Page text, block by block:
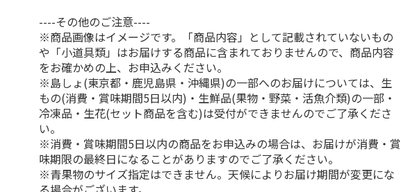
----その他のご注意----
※商品画像はイメージです。「商品内容」として記載されていないもの
や「小道具類」はお届けする商品に含まれておりませんので、商品内容
をお確かめの上、お申込みください。
※島しょ(東京都・鹿児島県・沖縄県)の一部へのお届けについては、生
もの(消費・賞味期間5日以内)・生鮮品(果物・野菜・活魚介類)の一部・
冷凍品・生花(セット商品を含む)は受付ができませんのでご了承くださ
い。
※消費・賞味期間5日以内の商品をお申込みの場合は、お届けが消費・賞
味期限の最終日になることがありますのでご了承ください。
※青果物のサイズ指定はできません。天候によりお届け期間が変更にな